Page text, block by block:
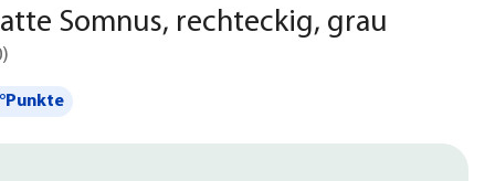
Somnus, rechteckig, grau
)